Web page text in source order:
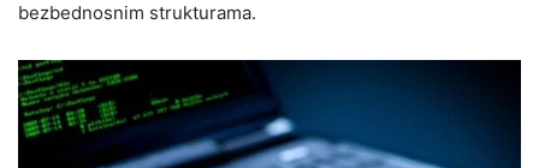
bezbednosnim strukturama.